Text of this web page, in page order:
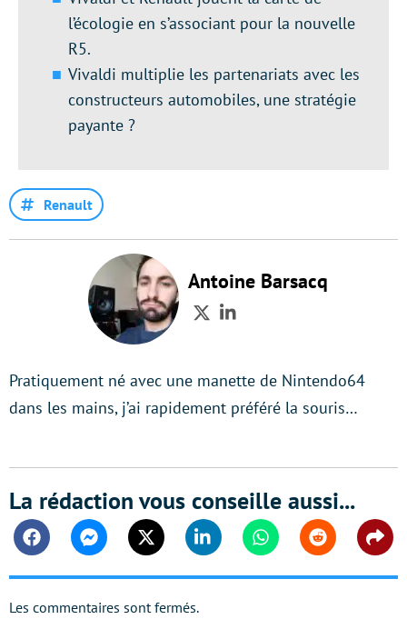
l’écologie en s’associant pour la nouvelle
R5.
Vivaldi multiplie les partenariats avec les
constructeurs automobiles, une stratégie
payante ?
Renault
Antoine Barsacq
TwitterLinkedIn
Pratiquement né avec une manette de Nintendo64
dans les mains, j’ai rapidement préféré la souris…
La rédaction vous conseille aussi...
FacebookMessengerTwitter Linkedin WhatsappReddit
Les commentaires sont fermés.